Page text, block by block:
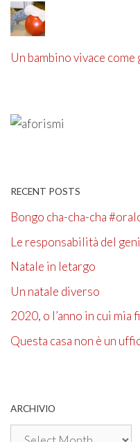
Un bambino vivace
RECENT POSTS
Bongo cha-cha-cha
Le responsabilità del
Natale in letargo
Un natale diverso
2020, o l’anno in cui mia
Questa casa non è un
ARCHIVIO
Archivio